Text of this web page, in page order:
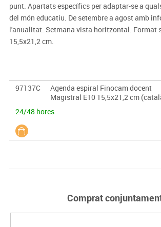
punt. Apartats específics per adaptar-se a
del món educatiu. De setembre a agost amb
l'anualitat. Setmana vista horitzontal. Format
15,5x21,2 cm.
97137C
Agenda espiral Finocam docent
Magistral E10 15,5x21,2 cm
24/48 hores
Comprat